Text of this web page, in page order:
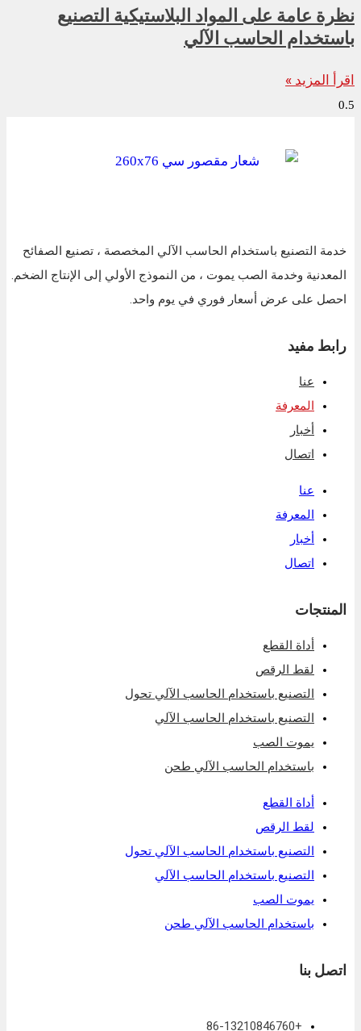
نظرة عامة على المواد البلاستيكية التصنيع
باستخدام الحاسب الآلي
اقرأ المزيد »
خدمة التصنيع باستخدام الحاسب الآلي المخصصة ، تصنيع الصفائح
المعدنية وخدمة الصب يموت ، من النموذج الأولي إلى الإنتاج الضخم.
احصل على عرض أسعار فوري في يوم واحد.
رابط مفيد
عنا
المعرفة
أخبار
اتصال
عنا
المعرفة
أخبار
اتصال
المنتجات
أداة القطع
لقط الرقص
التصنيع باستخدام الحاسب الآلي تحول
التصنيع باستخدام الحاسب الآلي
يموت الصب
باستخدام الحاسب الآلي طحن
أداة القطع
لقط الرقص
التصنيع باستخدام الحاسب الآلي تحول
التصنيع باستخدام الحاسب الآلي
يموت الصب
باستخدام الحاسب الآلي طحن
اتصل بنا
+86-13210846760